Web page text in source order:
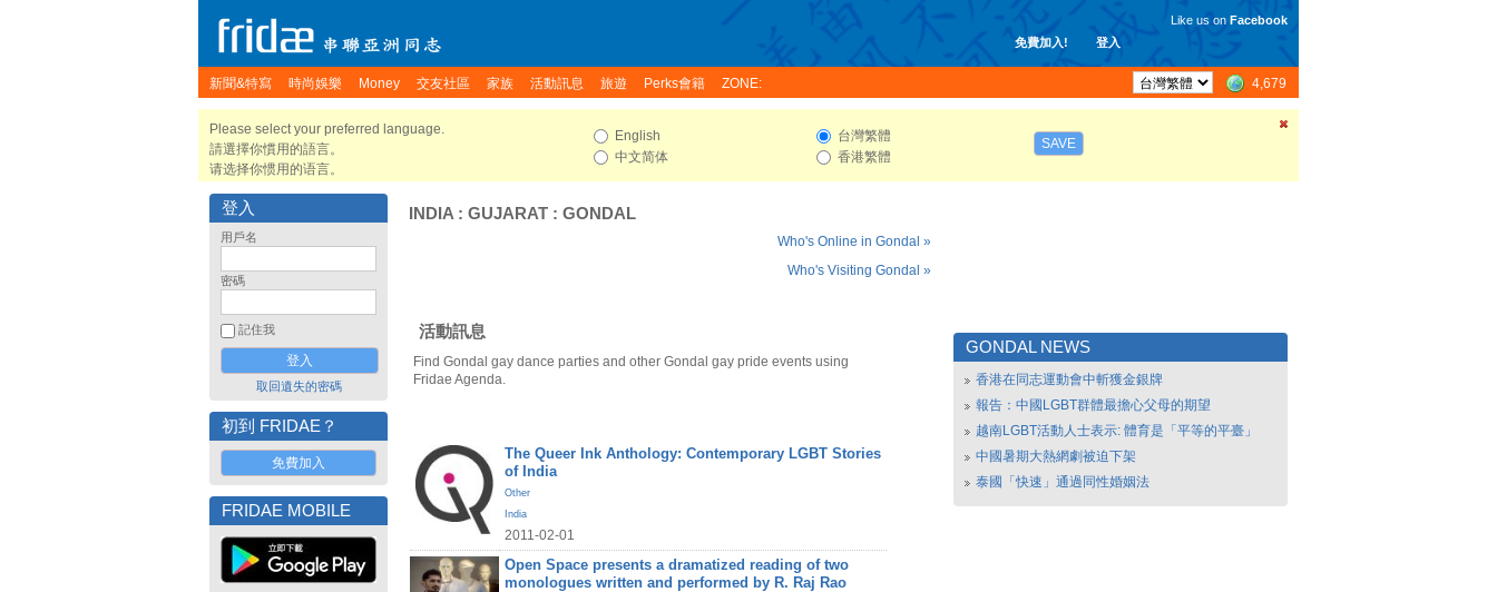
免費加入! 登入
Like us on Facebook
新聞&特寫 時尚娛樂 Money 交友社區 家族 活動訊息 旅遊 Perks會籍 ZONE: 4,679
Please select your preferred language.
請選擇你慣用的語言。
请选择你惯用的语言。
English
中文简体
台灣繁體
香港繁體
SAVE
登入
用戶名
密碼
記住我
取回遺失的密碼
初到 FRIDAE？
免費加入
FRIDAE MOBILE
INDIA : GUJARAT : GONDAL
Who's Online in Gondal »
Who's Visiting Gondal »
活動訊息
Find Gondal gay dance parties and other Gondal gay pride events using
Fridae Agenda.
The Queer Ink Anthology: Contemporary LGBT Stories
of India
Other
India
2011-02-01
Open Space presents a dramatized reading of two
monologues written and performed by R. Raj Rao
GONDAL NEWS
香港在同志運動會中斬獲金銀牌
報告：中國LGBT群體最擔心父母的期望
越南LGBT活動人士表示: 體育是「平等的平臺」
中國暑期大熱網劇被迫下架
泰國「快速」通過同性婚姻法